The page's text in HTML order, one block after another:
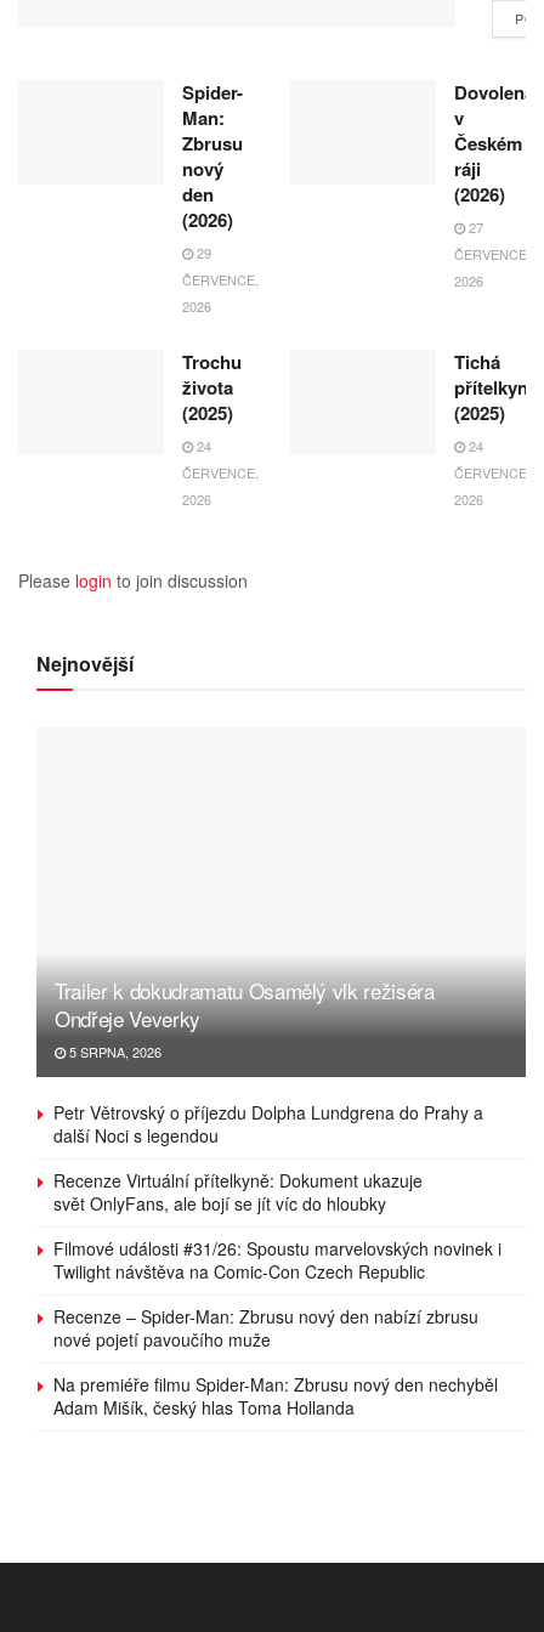
Spider-
Man:
Zbrusu
nový
den
(2026)
29
ČERVENCE,
2026
Dovolená
v
Českém
ráji
(2026)
27
ČERVENCE,
2026
Trochu
života
(2025)
24
ČERVENCE,
2026
Tichá
přítelkyně
(2025)
24
ČERVENCE,
2026
Please login to join discussion
Nejnovější
Trailer k dokudramatu Osamělý vlk režiséra
Ondřeje Veverky
5 SRPNA, 2026
Petr Větrovský o příjezdu Dolpha Lundgrena do Prahy a
další Noci s legendou
Recenze Virtuální přítelkyně: Dokument ukazuje
svět OnlyFans, ale bojí se jít víc do hloubky
Filmové události #31/26: Spoustu marvelovských novinek i
Twilight návštěva na Comic-Con Czech Republic
Recenze – Spider-Man: Zbrusu nový den nabízí zbrusu
nové pojetí pavoučího muže
Na premiéře filmu Spider-Man: Zbrusu nový den nechyběl
Adam Mišík, český hlas Toma Hollanda